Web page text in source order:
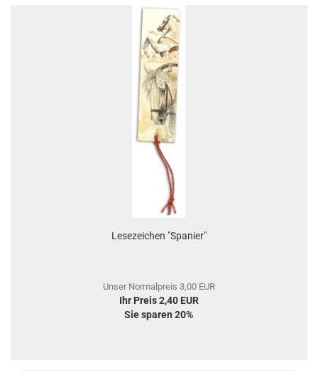
Lesezeichen "Spanier"
Unser Normalpreis 3,00 EUR
Ihr Preis 2,40 EUR
Sie sparen 20%